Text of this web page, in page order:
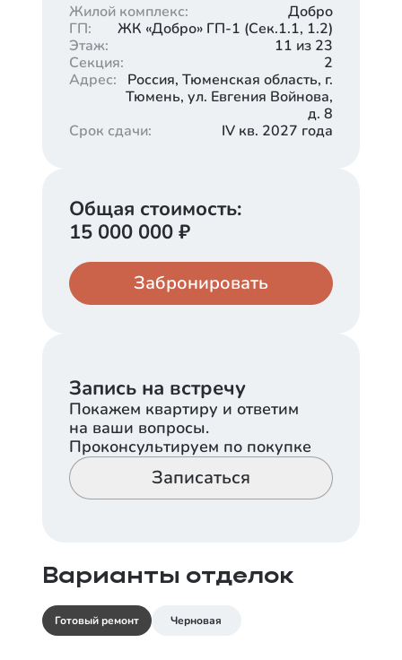
Жилой комплекс:
Добро
ГП:
ЖК «Добро» ГП-1 (Cек.1.1, 1.2)
Этаж:
11 из 23
Секция:
2
Адрес:
Россия, Тюменская область, г.
Тюмень, ул. Евгения Войнова,
д. 8
Срок сдачи: IV кв. 2027 года
Общая стоимость:
15 000 000₽
Забронировать
Запись на встречу
Покажем квартиру и ответим
на ваши вопросы.
Проконсультируем по покупке
Записаться
Варианты отделок
Готовый ремонт Черновая